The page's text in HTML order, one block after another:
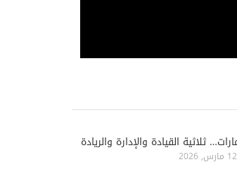
ثلاثية القيادة والإدارة والريادة
12 مارس, 2026